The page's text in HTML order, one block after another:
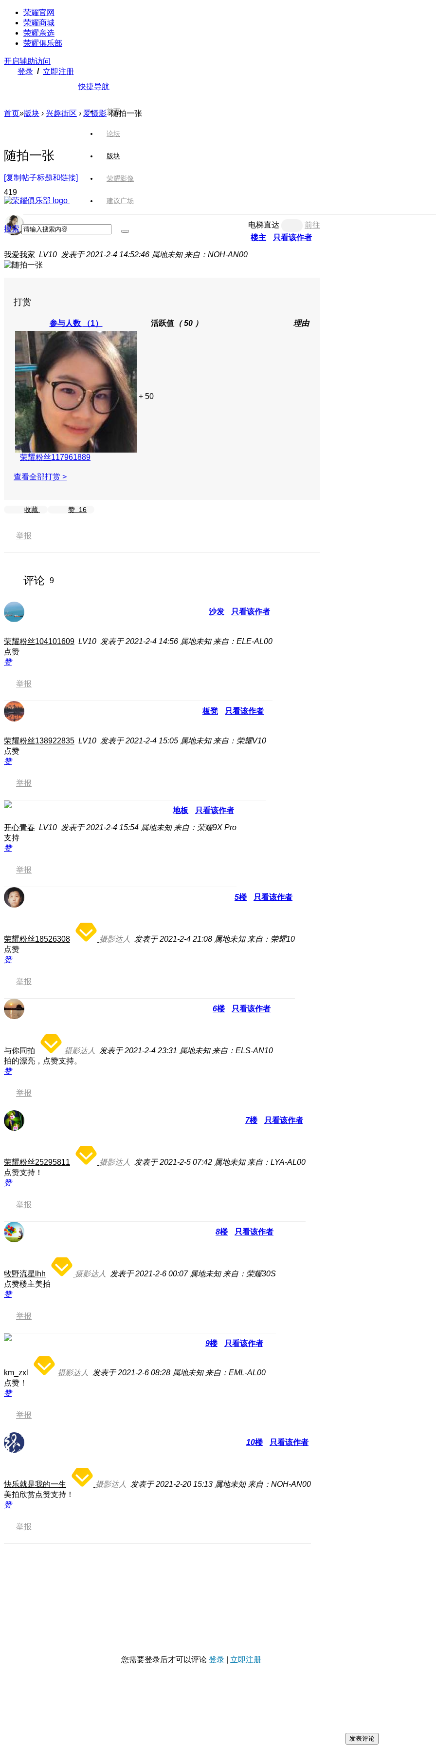
荣耀官网
荣耀商城
荣耀亲选
荣耀俱乐部
开启辅助访问
登录 / 立即注册
快捷导航
首页
论坛
版块
荣耀影像
建议广场
搜索
首页»版块 › 兴趣街区 › 爱摄影 ›随拍一张
随拍一张
[复制帖子标题和链接]
419
电梯直达
前往
楼主
只看该作者
我爱我家 LV10 发表于 2021-2-4 14:52:46 属地未知 来自：NOH-AN00
打赏
参与人数 （1） 活跃值（ 50 ） 理由
荣耀粉丝117961889
+ 50
查看全部打赏 >
收藏 赞 16
举报
评论 9
沙发 只看该作者
荣耀粉丝104101609 LV10 发表于 2021-2-4 14:56 属地未知 来自：ELE-AL00
点赞
赞
举报
板凳 只看该作者
荣耀粉丝138922835 LV10 发表于 2021-2-4 15:05 属地未知 来自：荣耀V10
点赞
赞
举报
地板 只看该作者
开心青春 LV10 发表于 2021-2-4 15:54 属地未知 来自：荣耀9X Pro
支持
赞
举报
5楼 只看该作者
荣耀粉丝18526308 摄影达人 发表于 2021-2-4 21:08 属地未知 来自：荣耀10
点赞
赞
举报
6楼 只看该作者
与你同拍 摄影达人 发表于 2021-2-4 23:31 属地未知 来自：ELS-AN10
拍的漂亮，点赞支持。
赞
举报
7楼 只看该作者
荣耀粉丝25295811 摄影达人 发表于 2021-2-5 07:42 属地未知 来自：LYA-AL00
点赞支持！
赞
举报
8楼 只看该作者
牧野流星lhh 摄影达人 发表于 2021-2-6 00:07 属地未知 来自：荣耀30S
点赞楼主美拍
赞
举报
9楼 只看该作者
km_zxl 摄影达人 发表于 2021-2-6 08:28 属地未知 来自：EML-AL00
点赞！
赞
举报
10楼 只看该作者
快乐就是我的一生 摄影达人 发表于 2021-2-20 15:13 属地未知 来自：NOH-AN00
美拍欣赏点赞支持！
赞
举报
您需要登录后才可以评论 登录 立即注册
发表评论